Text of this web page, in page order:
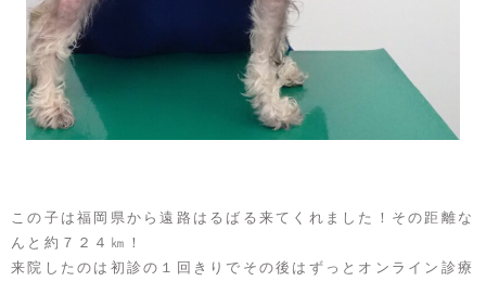
この子は福岡県から遠路はるばる来てくれました！その距離な
んと約７２４㎞！
来院したのは初診の１回きりでその後はずっとオンライン診療